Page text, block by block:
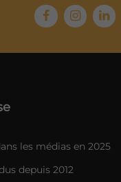
les médias en 2025
depuis 2012